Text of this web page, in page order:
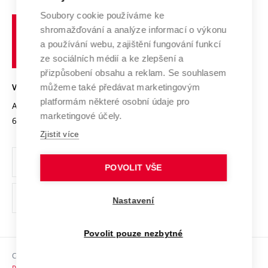
Výzkumné infrastruktury
Transfer znalostí
Open Science
Projekty
Projekty ze strukturálních fondů
Specifický výzkum
Spolupráce se školami
Služby univerzity
Mezinárodní dohody
Univerzitní sítě
Profil univerzity
Udržitelná univerzita
Podnikavá univerzita / ContriBUTe
Bezpečná univerzita
Vyznamenání
Organizační struktura
Ochrana osobních údajů
odkaz)
Sociální bezpečí
učení
technické
VYSOKÉ UČENÍ TECHNICKÉ V BRNĚ
Antonínská 548/1
602 00 Brno
www.vut.cz
vut@vutbr.cz
Copyright © 2026 VUT
Soubory cookie používáme ke
shromažďování a analýze informací o výkonu
a používání webu, zajištění fungování funkcí
ze sociálních médií a ke zlepšení a
přizpůsobení obsahu a reklam. Se souhlasem
můžeme také předávat marketingovým
platformám některé osobní údaje pro
marketingové účely.
Zjistit více
POVOLIT VŠE
Nastavení
Povolit pouze nezbytné